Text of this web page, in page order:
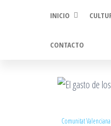
INICIO
CONTACTO
Comunitat Valenciana